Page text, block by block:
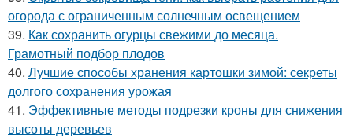
огорода с ограниченным солнечным освещением
39. Как сохранить огурцы свежими до месяца.
Грамотный подбор плодов
40. Лучшие способы хранения картошки зимой: секреты
долгого сохранения урожая
41. Эффективные методы подрезки кроны для снижения
высоты деревьев